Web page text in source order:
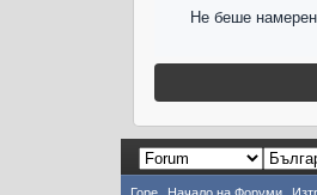
Не беше